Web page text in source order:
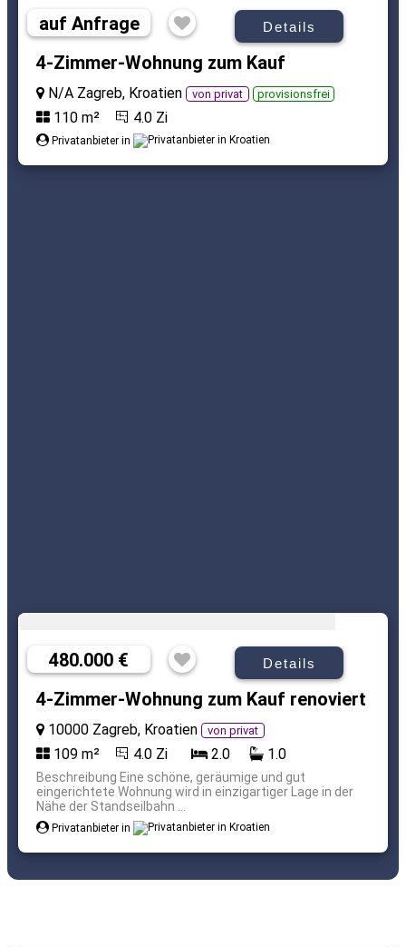
auf Anfrage Details
4-Zimmer-Wohnung zum Kauf
N/A Zagreb, Kroatien von privat provisionsfrei
110 m² 4.0 Zi
Privatanbieter in
480.000 € Details
4-Zimmer-Wohnung zum Kauf renoviert
10000 Zagreb, Kroatien von privat
109 m² 4.0 Zi 2.0 1.0
Beschreibung Eine schöne, geräumige und gut
eingerichtete Wohnung wird in einzigartiger Lage in der
Nähe der Standseilbahn ...
Privatanbieter in